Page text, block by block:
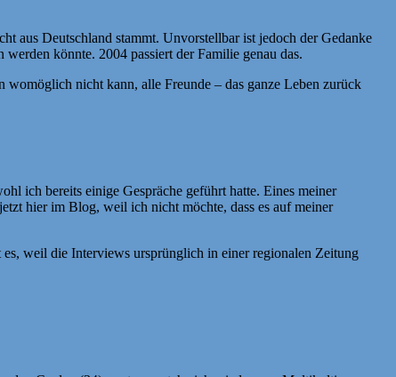
aus Deutschland stammt. Unvorstellbar ist jedoch der Gedanke
könnte. 2004 passiert der Familie genau das.
womöglich nicht kann, alle Freunde – das ganze Leben zurück
ich bereits einige Gespräche geführt hatte. Eines meiner
hier im Blog, weil ich nicht möchte, dass es auf meiner
weil die Interviews ursprünglich in einer regionalen Zeitung